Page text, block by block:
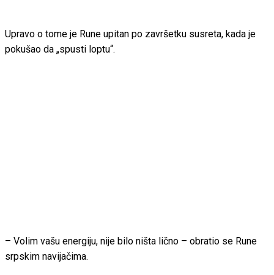
Upravo o tome je Rune upitan po završetku susreta, kada je
pokušao da „spusti loptu“.
– Volim vašu energiju, nije bilo ništa lično – obratio se Rune
srpskim navijačima.